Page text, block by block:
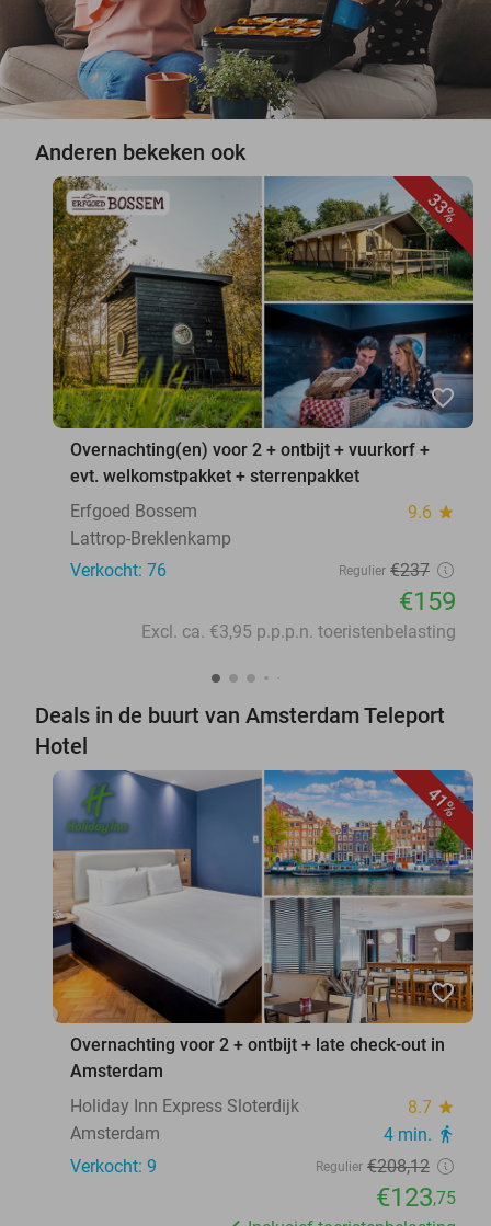
Anderen bekeken ook
33%
favorite_border
Overnachting(en) voor 2 + ontbijt + vuurkorf +
evt. welkomstpakket + sterrenpakket
Erfgoed Bossem
9.6 star
Lattrop-Breklenkamp
Verkocht: 76
Regulier €237
€159
Excl. ca. €3,95 p.p.p.n. toeristenbelasting
Deals in de buurt van Amsterdam Teleport
Hotel
41%
favorite_border
Overnachting voor 2 + ontbijt + late check-out in
Amsterdam
Holiday Inn Express Sloterdijk
8.7 star
Amsterdam 4 min. directions_walk
Verkocht: 9 Regulier €208,12
€123,75